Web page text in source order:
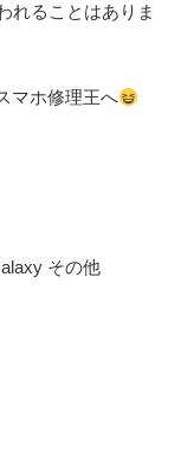
れることはありま
マホ修理王へ
その他